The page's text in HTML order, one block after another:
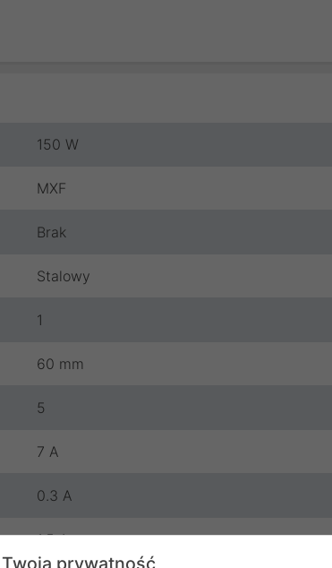
150 W
MXF
Brak
Stalowy
1
60 mm
5
7 A
0.3 A
1.5 A
prywatność